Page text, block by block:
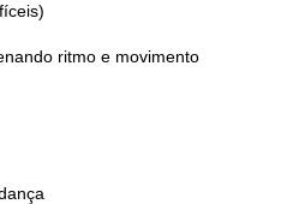
ritmo e movimento